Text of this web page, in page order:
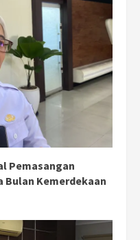
Pemasangan
Bulan Kemerdekaan